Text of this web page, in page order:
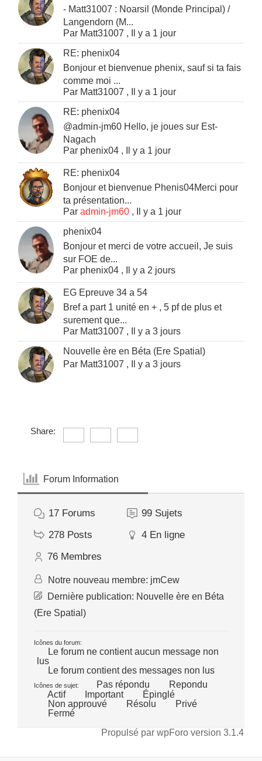
- Matt31007 : Noarsil (Monde Principal) /
Langendorn (M...
Par Matt31007 ,
Il y a 1 jour
RE: phenix04
Bonjour et bienvenue phenix, sauf si ta fais
comme moi ...
Par Matt31007 ,
Il y a 1 jour
RE: phenix04
@admin-jm60 Hello, je joues sur Est-
Nagach
Par phenix04 , Il y a 1 jour
RE: phenix04
Bonjour et bienvenue Phenis04Merci pour
ta présentation...
Paradmin-jm60 ,
Il y a 1 jour
phenix04
Bonjour et merci de votre accueil, Je suis
sur FOE de...
Par phenix04 , Il y a 2 jours
EG Epreuve 34 a 54
Bref a part 1 unité en + , 5 pf de plus et
surement que...
Par Matt31007 ,
Il y a 3 jours
Nouvelle ère en Béta (Ere Spatial)
Par Matt31007 , Il y a 3 jours
Share:
Forum Information
17 Forums 99 Sujets
278 Posts 4 En ligne
76 Membres
Notre nouveau membre: jmCew
Dernière publication: Nouvelle ère en Béta
(Ere Spatial)
Icônes du forum:
Le forum ne contient aucun message non
lus
Le forum contient des messages non lus
Icônes de sujet: Pas répondu
Repondu
Actif
Important
Épinglé
Non approuvé
Résolu
Privé
Fermé
Propulsé par wpForo version 3.1.4